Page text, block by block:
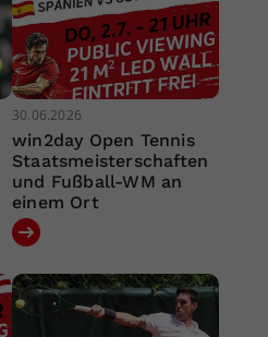
30.06.2026
win2day Open Tennis
Staatsmeisterschaften
und Fußball-WM an
einem Ort